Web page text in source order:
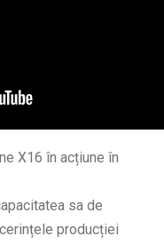
X16 în acțiune în
sa de
producției